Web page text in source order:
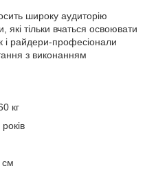
широку аудиторію
які тільки вчаться освоювати
і райдери-професіонали
з виконанням
кг